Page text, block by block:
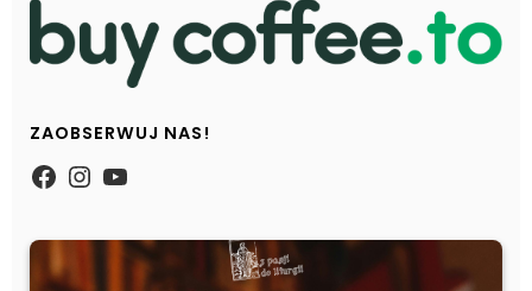
ZAOBSERWUJ NAS!
https://www.facebook.com/
Instagram
YouTube